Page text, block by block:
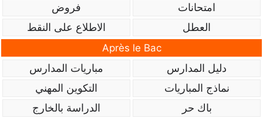
امتحانات
فروض
العطل
الاطلاع على النقط
Après le Bac
دليل المدارس
مباريات المدارس
نماذج المباريات
التكوين المهني
باك حر
الدراسة بالخارج